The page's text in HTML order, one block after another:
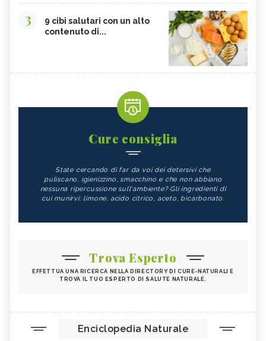
3
9 cibi salutari con un alto
contenuto di...
Cure consiglia
State cercando di far da voi dei detersivi che
puliscano, igienizzino, smacchino e che non abbiano
nessuna ripercussione sull'ambiente? Gli ingredienti di
cui munirvi: limone, acido citrico, aceto, bicarbonato.
Trova Esperto
EFFETTUA UNA RICERCA NELLA DIRECTORY DI CURE-NATURALI E
TROVA IL TUO ESPERTO DI SALUTE NATURALE.
Enciclopedia Naturale